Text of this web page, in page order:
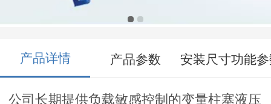
高压力的负载敏感变量活塞泵
产品详情 产品参数 安装尺寸功能
公司长期提供负载敏感控制的变量柱塞液压